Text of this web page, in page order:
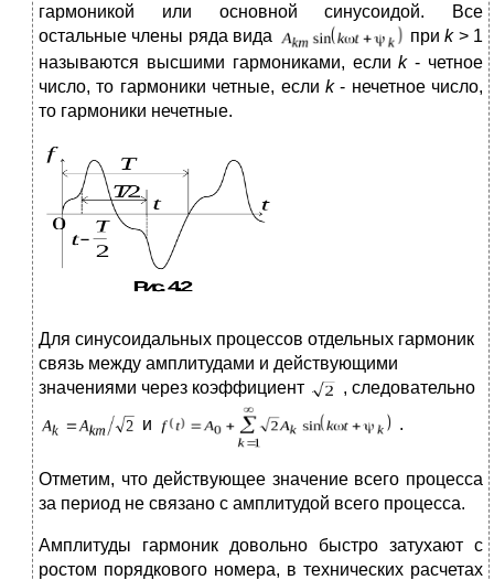
гармоникой или основной синусоидой. Все
остальные члены ряда вида
приk> 1
называются высшими гармониками, еслиk- четное
число, то гармоники четные, если k- нечетное число,
то гармоники нечетные.
Для синусоидальных процессов отдельных гармоник
связь между амплитудами и действующими
значениями через коэффициент
, следовательно
и
.
Отметим, что действующее значение всего процесса
за период не связано с амплитудой всего процесса.
Амплитуды гармоник довольно быстро затухают с
ростом порядкового номера, в технических расчетах